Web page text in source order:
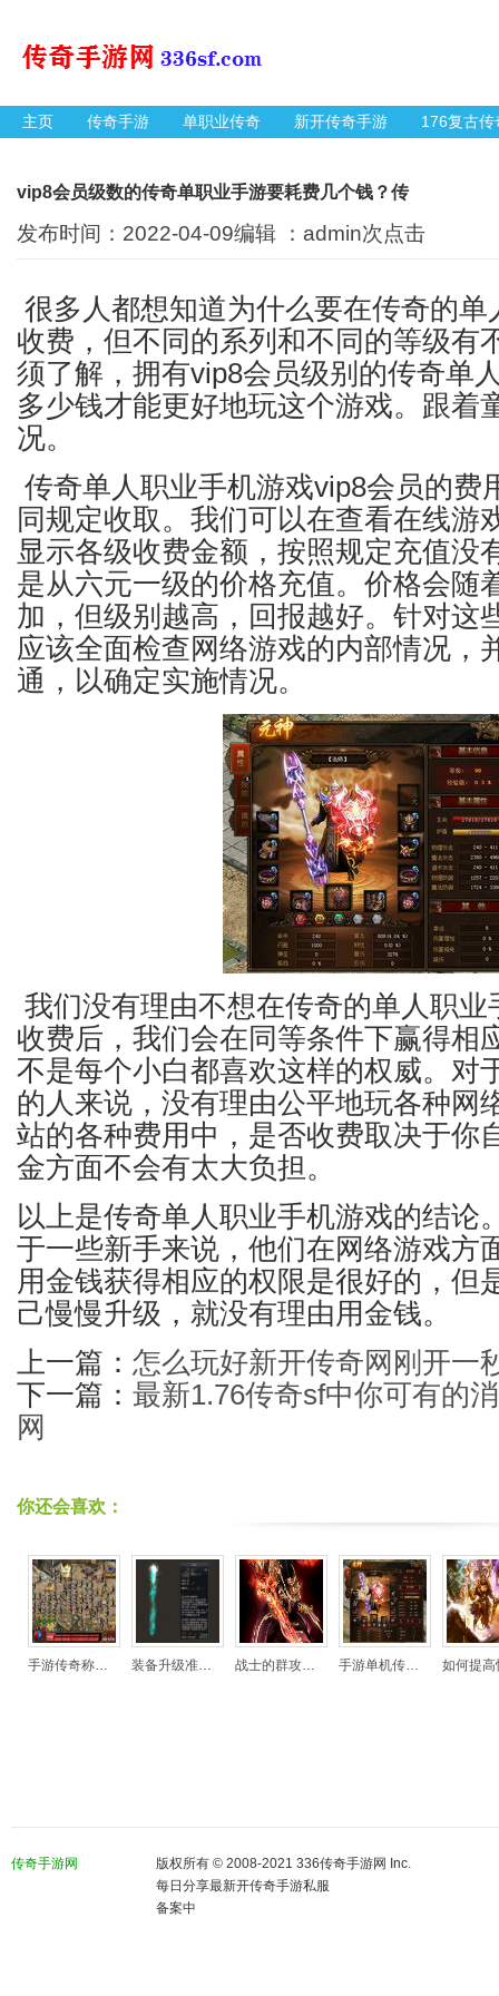
主页 传奇手游 单职业传奇 新开传奇手游 176复古传
vip8会员级数的传奇单职业手游要耗费几个钱？传
发布时间：2022-04-09编辑 ：admin次点击
很多人都想知道为什么要在传奇的单
收费，但不同的系列和不同的等级有
须了解，拥有vip8会员级别的传奇单
多少钱才能更好地玩这个游戏。跟着
况。
传奇单人职业手机游戏vip8会员的费
同规定收取。我们可以在查看在线游
显示各级收费金额，按照规定充值没
是从六元一级的价格充值。价格会随
加，但级别越高，回报越好。针对这
应该全面检查网络游戏的内部情况，
通，以确定实施情况。
我们没有理由不想在传奇的单人职业
收费后，我们会在同等条件下赢得相
不是每个小白都喜欢这样的权威。对
的人来说，没有理由公平地玩各种网
站的各种费用中，是否收费取决于你
金方面不会有太大负担。
以上是传奇单人职业手机游戏的结论
于一些新手来说，他们在网络游戏方
用金钱获得相应的权限是很好的，但
己慢慢升级，就没有理由用金钱。
上一篇： 怎么玩好新开传奇网刚开一
下一篇： 最新1.76传奇sf中你可有的
网
你还会喜欢：
手游传奇称号巨九瑟提能扛能打 HF三大职业坑人 装备升级准备好材料才是关键 战士的群攻技能都有一定的限制 手游单机传奇有哪些窍门获得装备？手游单机传 如何提高怪物装备的爆率-游戏
传奇手游网
版权所有 © 2008-2021 336传奇手游网 Inc.
每日分享最新开传奇手游私服
备案中